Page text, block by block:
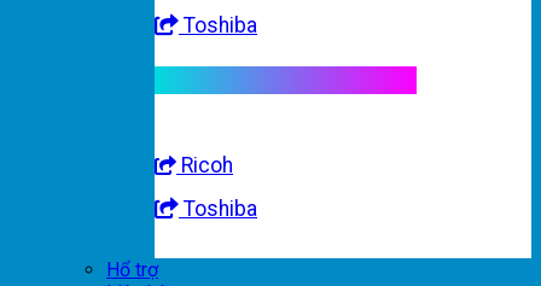
Toshiba
Ricoh
Toshiba
Hổ trợ